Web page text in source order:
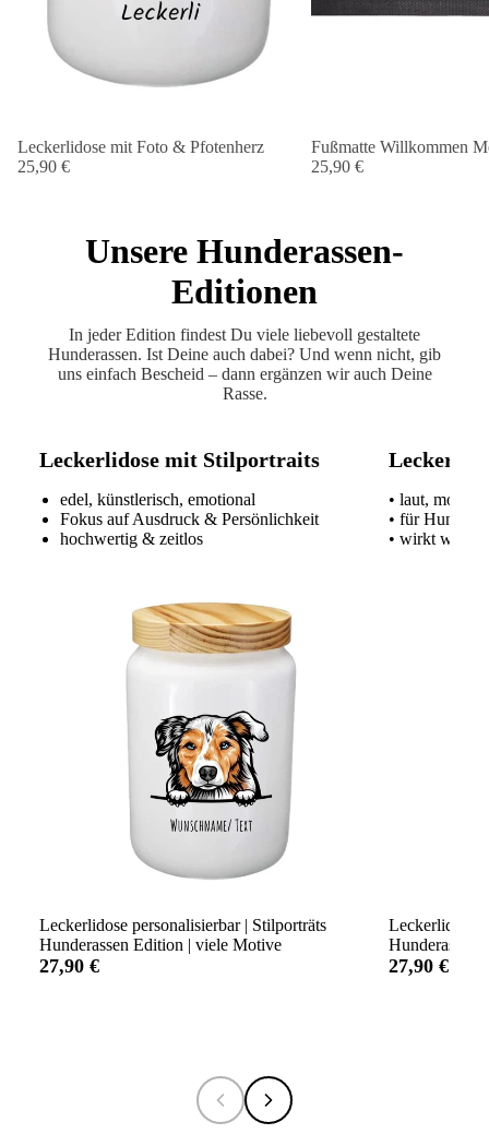
Leckerlidose mit Foto & Pfotenherz
25,90 €
Fußmatte Willkommen
25,90 €
Unsere Hunderassen-
Editionen
In jeder Edition findest Du viele liebevoll gestaltete
Hunderassen. Ist Deine auch dabei? Und wenn nicht, gib
uns einfach Bescheid – dann ergänzen wir auch Deine
Rasse.
Leckerlidose mit Stilportraits
edel, künstlerisch, emotional
Fokus auf Ausdruck & Persönlichkeit
hochwertig & zeitlos
Leckerlidose personalisierbar | Stilporträts
Hunderassen Edition | viele Motive
27,90 €
• laut,
• für
• wirkt wie
Leckerlidose
Hunderassen
27,90 €